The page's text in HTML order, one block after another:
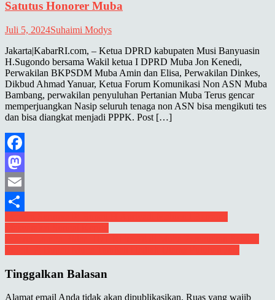
Satutus Honorer Muba
Juli 5, 2024Suhaimi Modys
Jakarta|KabarRI.com, – Ketua DPRD kabupaten Musi Banyuasin
H.Sugondo bersama Wakil ketua I DPRD Muba Jon Kenedi,
Perwakilan BKPSDM Muba Amin dan Elisa, Perwakilan Dinkes,
Dikbud Ahmad Yanuar, Ketua Forum Komunikasi Non ASN Muba
Bambang, perwakilan penyuluhan Pertanian Muba Terus gencar
memperjuangkan Nasip seluruh tenaga non ASN bisa mengikuti tes
dan bisa diangkat menjadi PPPK. Post […]
Facebook
Mastodon
Email
Share
Navigasi
pos
Tinggalkan Balasan
Alamat email Anda tidak akan dipublikasikan. Ruas yang wajib